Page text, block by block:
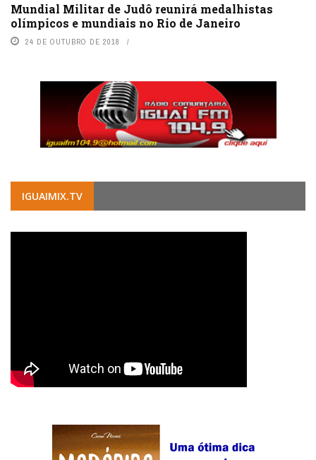
Mundial Militar de Judô reunirá medalhistas
olímpicos e mundiais no Rio de Janeiro
24 DE OUTUBRO DE 2018
IGUAIMIX.TV